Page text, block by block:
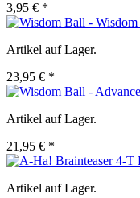
3,95 € *
Artikel auf Lager.
23,95 € *
Artikel auf Lager.
21,95 € *
Artikel auf Lager.